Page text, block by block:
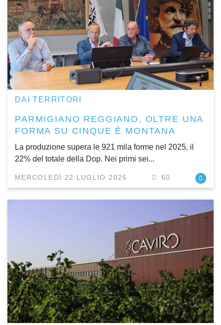
DAI TERRITORI
PARMIGIANO REGGIANO, OLTRE UNA
FORMA SU CINQUE É MONTANA
La produzione supera le 921 mila forme nel 2025, il
22% del totale della Dop. Nei primi sei...
MERCOLEDÌ 22 LUGLIO 2026 60